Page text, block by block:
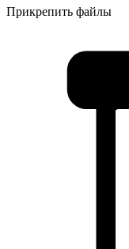
Прикрепить файлы